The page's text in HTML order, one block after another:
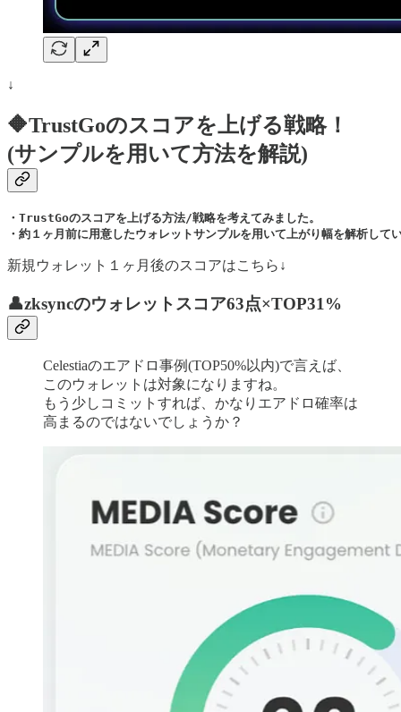
↓
🔶TrustGoのスコアを上げる戦略！
(サンプルを用いて方法を解説)
・TrustGoのスコアを上げる方法/戦略を考えてみました。
・約１ヶ月前に用意したウォレットサンプルを用いて上がり幅を解析して
新規ウォレット１ヶ月後のスコアはこちら↓
👤zksyncのウォレットスコア63点×TOP31%
Celestiaのエアドロ事例(TOP50%以内)で言えば、
このウォレットは対象になりますね。
もう少しコミットすれば、かなりエアドロ確率は
高まるのではないでしょうか？